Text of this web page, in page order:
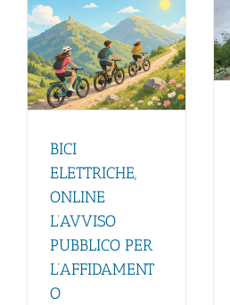
BICI
ELETTRICHE,
ONLINE
L’AVVISO
PUBBLICO PER
L’AFFIDAMENT
O
Recupero ambientale a
Valle Cavalera, un luogo
simbolo del Parco
Guardiaparco La rubrica dei
Guardiaparco